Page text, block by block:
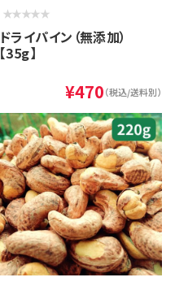
ドライパイン（無添加）
【35g】
¥470（税込/送料別）